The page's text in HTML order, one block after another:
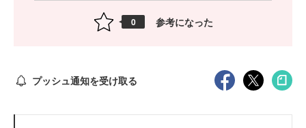
0 参考になった
プッシュ通知を受け取る